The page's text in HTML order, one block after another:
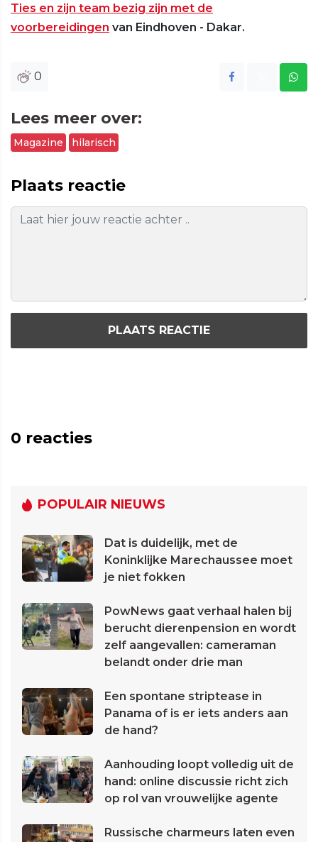
Ties en zijn team bezig zijn met de
voorbereidingen van Eindhoven - Dakar.
0
Lees meer over:
Magazine hilarisch
Plaats reactie
PLAATS REACTIE
0 reacties
POPULAIR NIEUWS
Dat is duidelijk, met de
Koninklijke Marechaussee moet
je niet fokken
PowNews gaat verhaal halen bij
berucht dierenpension en wordt
zelf aangevallen: cameraman
belandt onder drie man
Een spontane striptease in
Panama of is er iets anders aan
de hand?
Aanhouding loopt volledig uit de
hand: online discussie richt zich
op rol van vrouwelijke agente
Russische charmeurs laten even